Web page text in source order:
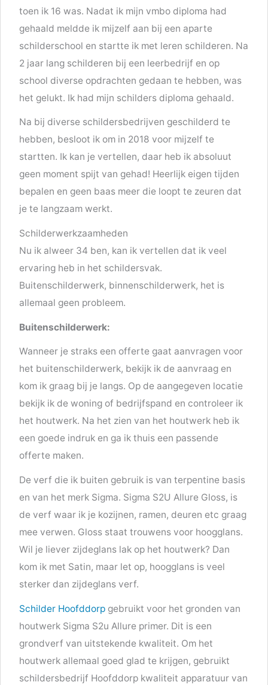
toen ik 16 was. Nadat ik mijn vmbo diploma had
gehaald meldde ik mijzelf aan bij een aparte
schilderschool en startte ik met leren schilderen. Na
2 jaar lang schilderen bij een leerbedrijf en op
school diverse opdrachten gedaan te hebben, was
het gelukt. Ik had mijn schilders diploma gehaald.
Na bij diverse schildersbedrijven geschilderd te
hebben, besloot ik om in 2018 voor mijzelf te
startten. Ik kan je vertellen, daar heb ik absoluut
geen moment spijt van gehad! Heerlijk eigen tijden
bepalen en geen baas meer die loopt te zeuren dat
je te langzaam werkt.
Schilderwerkzaamheden
Nu ik alweer 34 ben, kan ik vertellen dat ik veel
ervaring heb in het schildersvak.
Buitenschilderwerk, binnenschilderwerk, het is
allemaal geen probleem.
Buitenschilderwerk:
Wanneer je straks een offerte gaat aanvragen voor
het buitenschilderwerk, bekijk ik de aanvraag en
kom ik graag bij je langs. Op de aangegeven locatie
bekijk ik de woning of bedrijfspand en controleer ik
het houtwerk. Na het zien van het houtwerk heb ik
een goede indruk en ga ik thuis een passende
offerte maken.
De verf die ik buiten gebruik is van terpentine basis
en van het merk Sigma. Sigma S2U Allure Gloss, is
de verf waar ik je kozijnen, ramen, deuren etc graag
mee verwen. Gloss staat trouwens voor hoogglans.
Wil je liever zijdeglans lak op het houtwerk? Dan
kom ik met Satin, maar let op, hoogglans is veel
sterker dan zijdeglans verf.
Schilder Hoofddorp gebruikt voor het gronden van
houtwerk Sigma S2u Allure primer. Dit is een
grondverf van uitstekende kwaliteit. Om het
houtwerk allemaal goed glad te krijgen, gebruikt
schildersbedrijf Hoofddorp kwaliteit apparatuur van